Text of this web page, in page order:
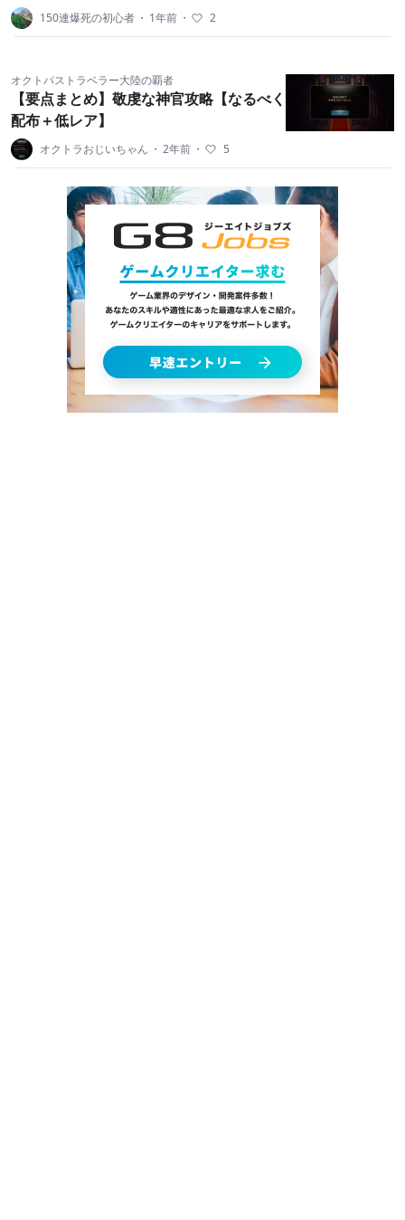
150連爆死の初心者 ・ 1年前 ・ 2
オクトパストラベラー大陸の覇者
【要点まとめ】敬虔な神官攻略【なるべく
配布＋低レア】
オクトラおじいちゃん ・ 2年前 ・ 5